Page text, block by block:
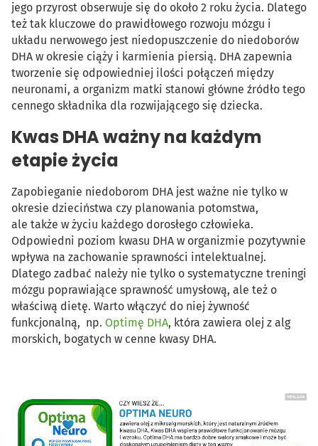
jego przyrost obserwuje się do około 2 roku życia. Dlatego
też tak kluczowe do prawidłowego rozwoju mózgu i
układu nerwowego jest niedopuszczenie do niedoborów
DHA w okresie ciąży i karmienia piersią. DHA zapewnia
tworzenie się odpowiedniej ilości połączeń między
neuronami, a organizm matki stanowi główne źródło tego
cennego składnika dla rozwijającego się dziecka.
Kwas DHA ważny na każdym
etapie życia
Zapobieganie niedoborom DHA jest ważne nie tylko w
okresie dzieciństwa czy planowania potomstwa,
ale także w życiu każdego dorosłego człowieka.
Odpowiedni poziom kwasu DHA w organizmie pozytywnie
wpływa na zachowanie sprawności intelektualnej.
Dlatego zadbać należy nie tylko o systematyczne treningi
mózgu poprawiające sprawność umysłową, ale też o
właściwą dietę. Warto włączyć do niej żywność
funkcjonalną, np. Optimę DHA, która zawiera olej z alg
morskich, bogatych w cenne kwasy DHA.